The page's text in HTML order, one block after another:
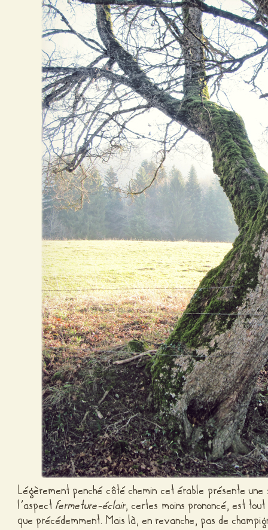
Légèrement penché côté chemin cet érable présente
l’aspectfermeture-éclair, certes moins prononcé, est
que précédemment. Mais là, en revanche, pas de